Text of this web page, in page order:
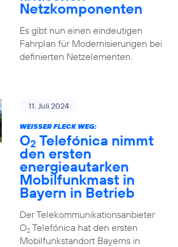
Netzkomponenten
Es gibt nun einen eindeutigen
Fahrplan für Modernisierungen bei
definierten Netzelementen.
11. Juli 2024
WEISSER FLECK WEG:
O2 Telefónica nimmt
den ersten
energieautarken
Mobilfunkmast in
Bayern in Betrieb
Der Telekommunikationsanbieter
O2Telefónica hat den ersten
Mobilfunkstandort Bayerns in